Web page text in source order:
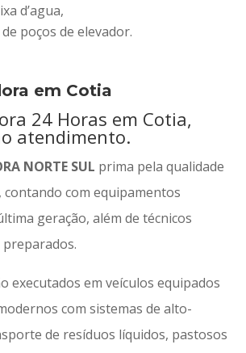
d’agua,
poços de elevador.
em Cotia
24 Horas em Cotia,
atendimento.
NORTE SUL prima pela qualidade
com equipamentos
geração, além de técnicos
preparados.
executados em veículos equipados
com sistemas de alto-
de resíduos líquidos, pastosos